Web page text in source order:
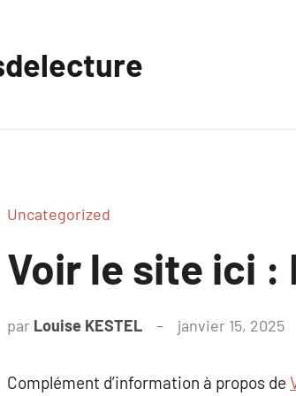
Uncategorized
Voir le site ici :
par Louise KESTEL janvier 15, 2025
Complément d’information à propos de